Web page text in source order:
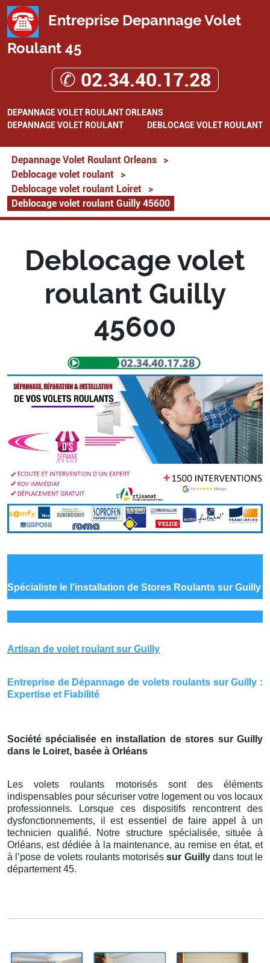
Entreprise Depannage Volet
Roulant 45
✆ 02.34.40.17.28
DEPANNAGE VOLET ROULANT ORLEANS
DEPANNAGE VOLET ROULANT
DEBLOCAGE VOLET ROULANT
Depannage Volet Roulant Orleans
>
Deblocage volet roulant
>
Deblocage volet roulant Loiret
>
Deblocage volet roulant Guilly 45600
Deblocage volet
roulant Guilly
45600
Spécialiste le l'installation de Stores Roulants sur Guilly
Artisan de volet roulant sur Guilly
Entreprise de Dépannage de volets roulants sur Guilly :
Expertise et Fiabilité
Société spécialisée en installation de stores sur Guilly
dans le Loiret, basée à Orléans
Les volets roulants motorisés sont des éléments
indispensables pour sécuriser votre logement ou vos locaux
professionnels. Lorsque ces dispositifs rencontrent des
dysfonctionnements, il est essentiel de faire appel à un
technicien qualifié. Notre structure spécialisée, située à
Orléans, est dédiée à la maintenance, au remise en état, et
à l’pose de volets roulants motoriséssur Guillydans tout le
département 45.